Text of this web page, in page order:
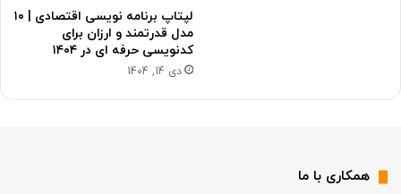
لپتاپ برنامه نویسی اقتصادی | ۱۰
مدل قدرتمند و ارزان برای
کدنویسی حرفه ای در ۱۴۰۴
دی 14, 1404
همکاری با ما